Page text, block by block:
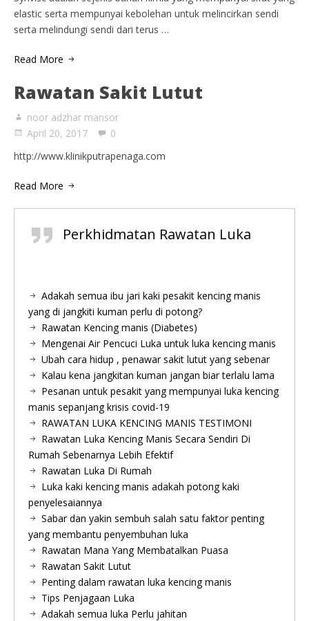
elastic serta mempunyai kebolehan untuk melincirkan sendi
serta melindungi sendi dari terus …
Read More
Rawatan Sakit Lutut
noor adzhar mansor
April 20, 2017
0
http://www.klinikputrapenaga.com
Read More
Perkhidmatan Rawatan Luka
Adakah semua ibu jari kaki pesakit kencing manis
yang di jangkiti kuman perlu di potong?
Rawatan Kencing manis (Diabetes)
Mengenai Air Pencuci Luka untuk luka kencing manis
Ubah cara hidup , penawar sakit lutut yang sebenar
Kalau kena jangkitan kuman jangan biar terlalu lama
Pesanan untuk pesakit yang mempunyai luka kencing
manis sepanjang krisis covid-19
RAWATAN LUKA KENCING MANIS TESTIMONI
Rawatan Luka Kencing Manis Secara Sendiri Di
Rumah Sebenarnya Lebih Efektif
Rawatan Luka Di Rumah
Luka kaki kencing manis adakah potong kaki
penyelesaiannya
Sabar dan yakin sembuh salah satu faktor penting
yang membantu penyembuhan luka
Rawatan Mana Yang Membatalkan Puasa
Rawatan Sakit Lutut
Penting dalam rawatan luka kencing manis
Tips Penjagaan Luka
Adakah semua luka Perlu jahitan